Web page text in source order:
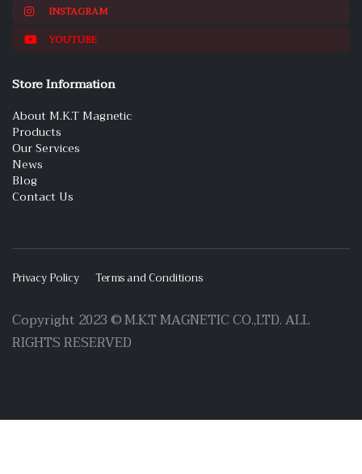
INSTAGRAM
YOUTUBE
Store Information
About M.K.T Magnetic
Products
Our Services
News
Blog
Contact Us
Privacy Policy Terms and Conditions
Copyright 2023 © M.K.T MAGNETIC CO.,LTD. ALL
RIGHTS RESERVED